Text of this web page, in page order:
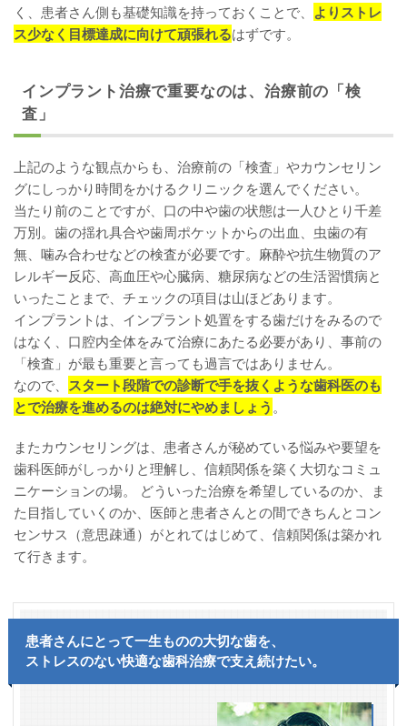
く、患者さん側も基礎知識を持っておくことで、 よりストレ
ス少なく目標達成に向けて頑張れるはずです。
インプラント治療で重要なのは、治療前の「検
査」
上記のような観点からも、治療前の「検査」やカウンセリン
グにしっかり時間をかけるクリニックを選んでください。
当たり前のことですが、口の中や歯の状態は一人ひとり千差
万別。歯の揺れ具合や歯周ポケットからの出血、虫歯の有
無、噛み合わせなどの検査が必要です。麻酔や抗生物質のア
レルギー反応、高血圧や心臓病、糖尿病などの生活習慣病と
いったことまで、チェックの項目は山ほどあります。
インプラントは、インプラント処置をする歯だけをみるので
はなく、口腔内全体をみて治療にあたる必要があり、事前の
「検査」が最も重要と言っても過言ではありません。
なので、 スタート段階での診断で手を抜くような歯科医のも
とで治療を進めるのは絶対にやめましょう 。
またカウンセリングは、患者さんが秘めている悩みや要望を
歯科医師がしっかりと理解し、信頼関係を築く大切なコミュ
ニケーションの場。 どういった治療を希望しているのか、ま
た目指していくのか、医師と患者さんとの間できちんとコン
センサス（意思疎通）がとれてはじめて、信頼関係は築かれ
て行きます。
患者さんにとって一生ものの大切な歯を、
ストレスのない快適な歯科治療で支え続けたい。